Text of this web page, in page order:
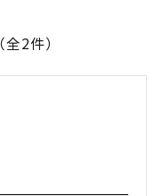
2件）